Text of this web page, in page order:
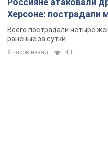
Россияне атаковали
Херсоне: пострадали
Всего пострадали четыре
раненые за сутки
9 часов назад 4,1 т.